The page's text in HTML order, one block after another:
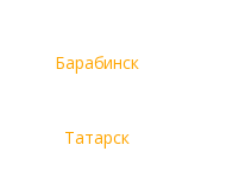
Барабинск
Татарск